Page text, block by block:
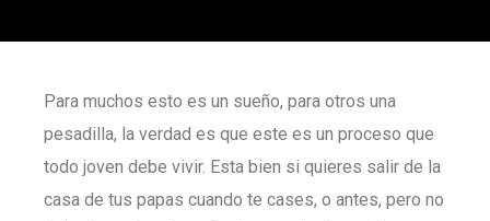
Para muchos esto es un sueño, para otros una
pesadilla, la verdad es que este es un proceso que
todo joven debe vivir. Esta bien si quieres salir de la
casa de tus papas cuando te cases, o antes, pero no